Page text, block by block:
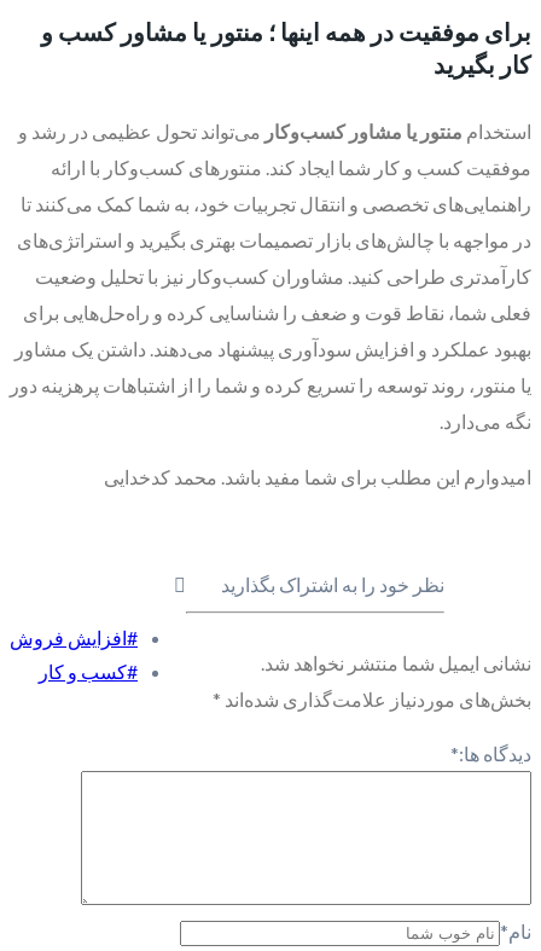
برای موفقیت در همه اینها ؛ منتور یا مشاور کسب و
کار بگیرید
استخدام منتور یا مشاور کسب‌وکار می‌تواند تحول عظیمی در رشد و
موفقیت کسب و کار شما ایجاد کند. منتورهای کسب‌وکار با ارائه
راهنمایی‌های تخصصی و انتقال تجربیات خود، به شما کمک می‌کنند تا
در مواجهه با چالش‌های بازار تصمیمات بهتری بگیرید و استراتژی‌های
کارآمدتری طراحی کنید. مشاوران کسب‌وکار نیز با تحلیل وضعیت
فعلی شما، نقاط قوت و ضعف را شناسایی کرده و راه‌حل‌هایی برای
بهبود عملکرد و افزایش سودآوری پیشنهاد می‌دهند. داشتن یک مشاور
یا منتور، روند توسعه را تسریع کرده و شما را از اشتباهات پرهزینه دور
نگه می‌دارد.
امیدوارم این مطلب برای شما مفید باشد. محمد کدخدایی
#افزایش فروش
#کسب و کار
نظر خود را به اشتراک بگذارید
نشانی ایمیل شما منتشر نخواهد شد.
بخش‌های موردنیاز علامت‌گذاری شده‌اند *
دیدگاه ها:*
نام*